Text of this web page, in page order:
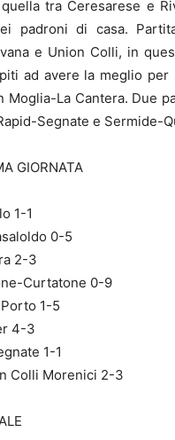
tra Ceresarese e
padroni di casa.
e Union Colli, in
ad avere la meglio per
Moglia-La Cantera. Due
Segnate e Sermide-
GIORNATA
1-1
0-5
2-3
Curtatone 0-9
1-5
4-3
1-1
Colli Morenici 2-3